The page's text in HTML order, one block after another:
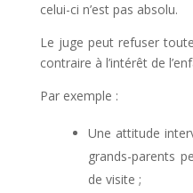
celui-ci n’est pas absolu.
Le juge peut refuser
contraire à l’intérêt de
Par exemple :
Une attitude
grands-parents
de visite ;